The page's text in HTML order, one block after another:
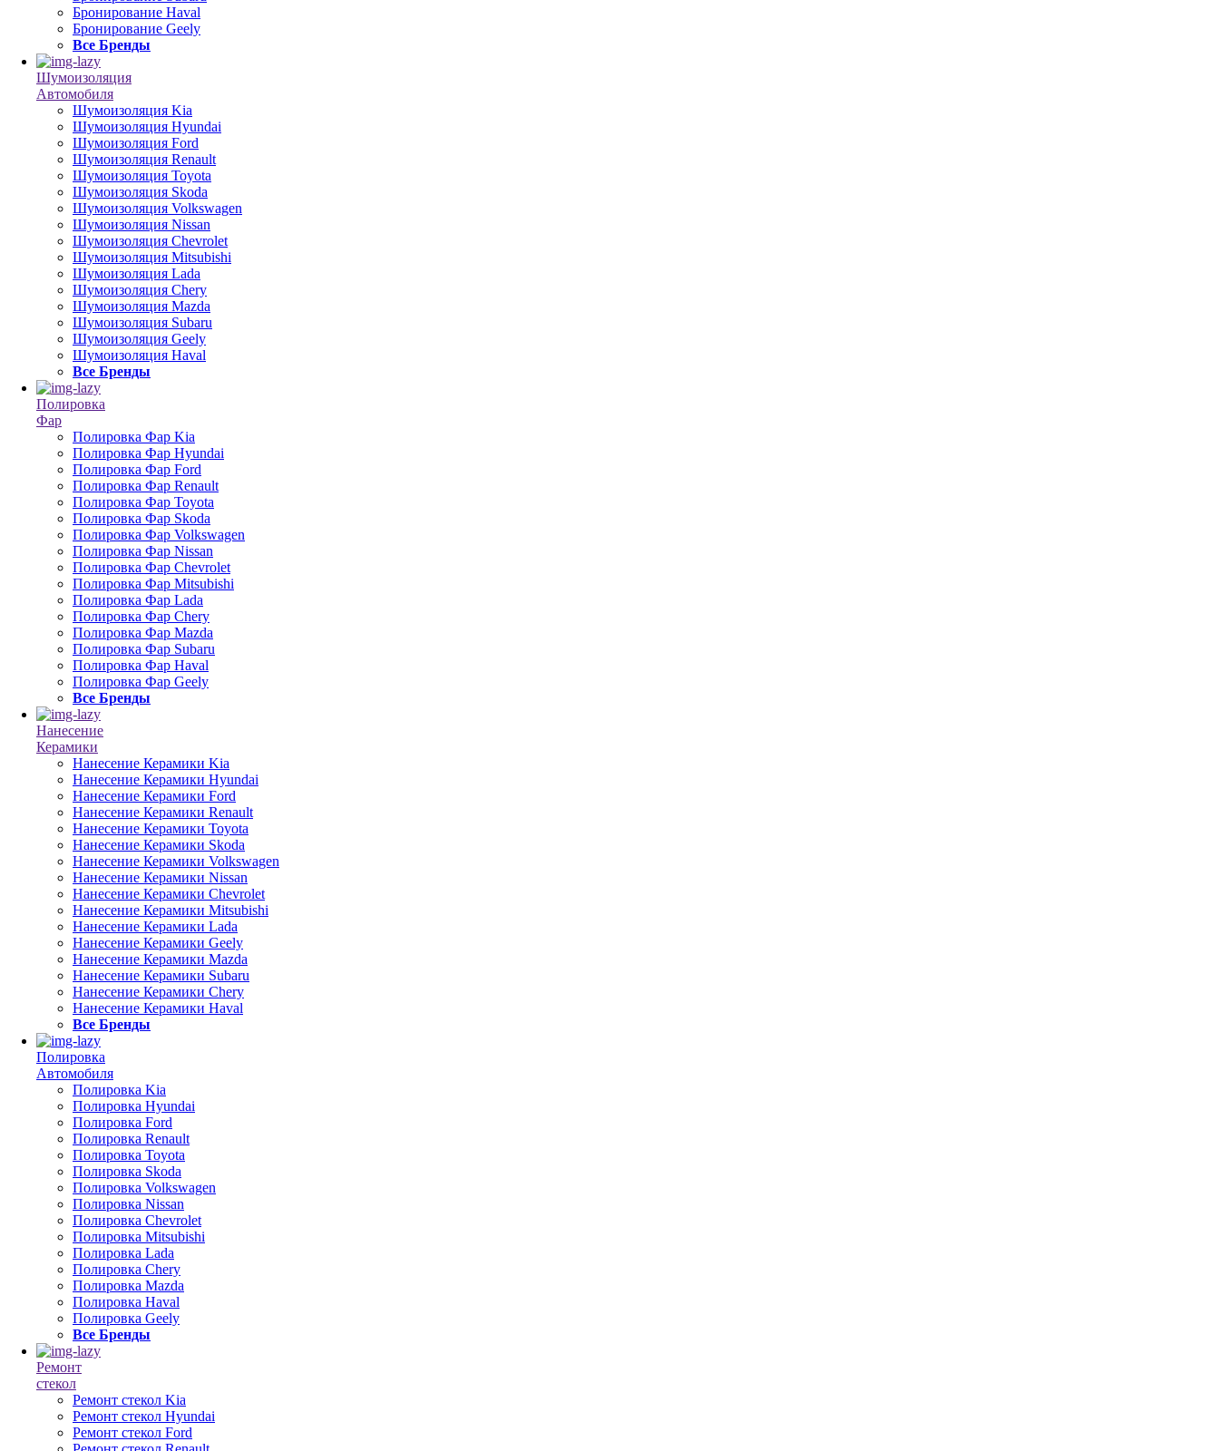
Бронирование Haval
Бронирование Geely
Все Бренды
Шумоизоляция
Автомобиля
Шумоизоляция Kia
Шумоизоляция Hyundai
Шумоизоляция Ford
Шумоизоляция Renault
Шумоизоляция Toyota
Шумоизоляция Skoda
Шумоизоляция Volkswagen
Шумоизоляция Nissan
Шумоизоляция Chevrolet
Шумоизоляция Mitsubishi
Шумоизоляция Lada
Шумоизоляция Chery
Шумоизоляция Mazda
Шумоизоляция Subaru
Шумоизоляция Geely
Шумоизоляция Haval
Все Бренды
Полировка
Фар
Полировка Фар Kia
Полировка Фар Hyundai
Полировка Фар Ford
Полировка Фар Renault
Полировка Фар Toyota
Полировка Фар Skoda
Полировка Фар Volkswagen
Полировка Фар Nissan
Полировка Фар Chevrolet
Полировка Фар Mitsubishi
Полировка Фар Lada
Полировка Фар Chery
Полировка Фар Mazda
Полировка Фар Subaru
Полировка Фар Haval
Полировка Фар Geely
Все Бренды
Нанесение
Керамики
Нанесение Керамики Kia
Нанесение Керамики Hyundai
Нанесение Керамики Ford
Нанесение Керамики Renault
Нанесение Керамики Toyota
Нанесение Керамики Skoda
Нанесение Керамики Volkswagen
Нанесение Керамики Nissan
Нанесение Керамики Chevrolet
Нанесение Керамики Mitsubishi
Нанесение Керамики Lada
Нанесение Керамики Geely
Нанесение Керамики Mazda
Нанесение Керамики Subaru
Нанесение Керамики Chery
Нанесение Керамики Haval
Все Бренды
Полировка
Автомобиля
Полировка Kia
Полировка Hyundai
Полировка Ford
Полировка Renault
Полировка Toyota
Полировка Skoda
Полировка Volkswagen
Полировка Nissan
Полировка Chevrolet
Полировка Mitsubishi
Полировка Lada
Полировка Chery
Полировка Mazda
Полировка Haval
Полировка Geely
Все Бренды
Ремонт
стекол
Ремонт стекол Kia
Ремонт стекол Hyundai
Ремонт стекол Ford